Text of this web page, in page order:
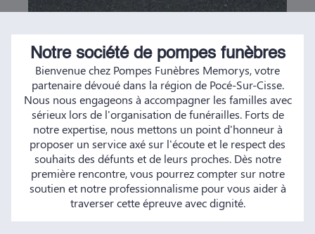
Notre société de pompes funèbres
Bienvenue chez Pompes Funèbres Memorys, votre
partenaire dévoué dans la région de Pocé-Sur-Cisse.
Nous nous engageons à accompagner les familles avec
sérieux lors de l'organisation de funérailles. Forts de
notre expertise, nous mettons un point d'honneur à
proposer un service axé sur l'écoute et le respect des
souhaits des défunts et de leurs proches. Dès notre
première rencontre, vous pourrez compter sur notre
soutien et notre professionnalisme pour vous aider à
traverser cette épreuve avec dignité.